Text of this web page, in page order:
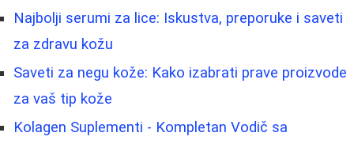
Najbolji serumi za lice: Iskustva, preporuke i saveti
za zdravu kožu
Saveti za negu kože: Kako izabrati prave proizvode
za vaš tip kože
Kolagen Suplementi - Kompletan Vodič sa